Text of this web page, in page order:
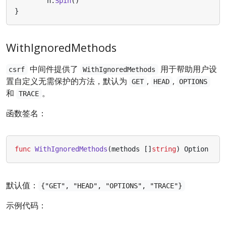
}
WithIgnoredMethods
csrf 中间件提供了 WithIgnoredMethods
用于帮助用户设
置自定义无需保护的方法，默认为
GET , HEAD , OPTIONS
和 TRACE 。
函数签名：
func WithIgnoredMethods (methods [] string) Option
默认值： {"GET", "HEAD", "OPTIONS", "TRACE"}
示例代码：